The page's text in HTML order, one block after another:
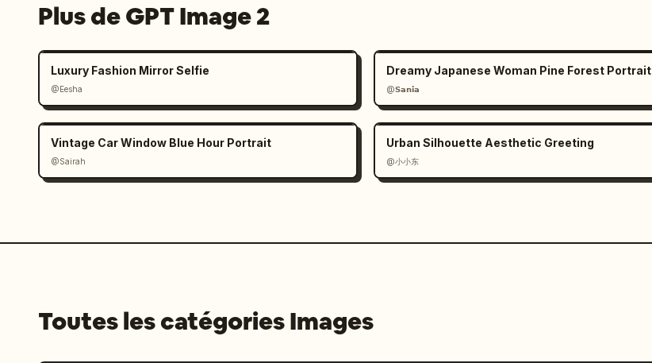
Plus de GPT Image 2
Luxury Fashion Mirror Selfie
@Eesha
Dreamy Japanese Woman Pine Forest Portrait
@𝗦𝗮𝗻𝗶𝗮
Vintage Car Window Blue Hour Portrait
@Sairah
Urban Silhouette Aesthetic Greeting
@小小东
Toutes les catégories Images